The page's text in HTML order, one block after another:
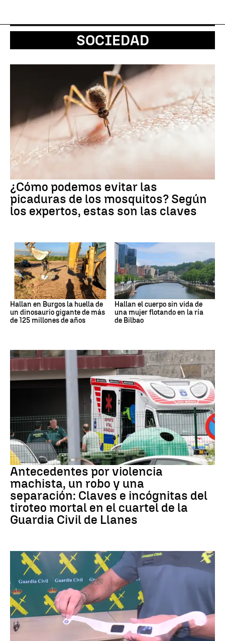
SOCIEDAD
¿Cómo podemos evitar las
picaduras de los mosquitos? Según
los expertos, estas son las claves
Hallan en Burgos la huella de
un dinosaurio gigante de más
de 125 millones de años
Hallan el cuerpo sin vida de
una mujer flotando en la ría
de Bilbao
ASTURIAS
Antecedentes por violencia
machista, un robo y una
separación: Claves e incógnitas del
tiroteo mortal en el cuartel de la
Guardia Civil de Llanes